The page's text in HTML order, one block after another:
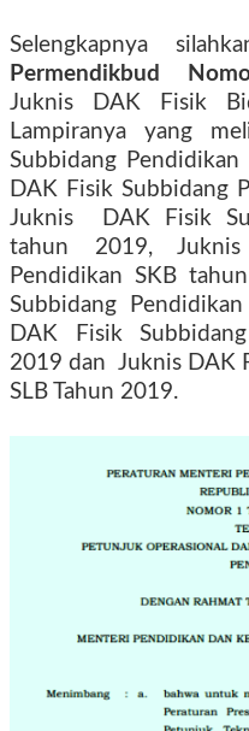
Selengkapnya
Permendikbud
Juknis DAK Fisik
Lampiranya yang
Subbidang
DAK Fisik Subbidang
Juknis
DAK Fisik
tahun 2019,
Pendidikan SKB
Subbidang
DAK Fisik
2019 dan Juknis DAK
SLB Tahun 2019.